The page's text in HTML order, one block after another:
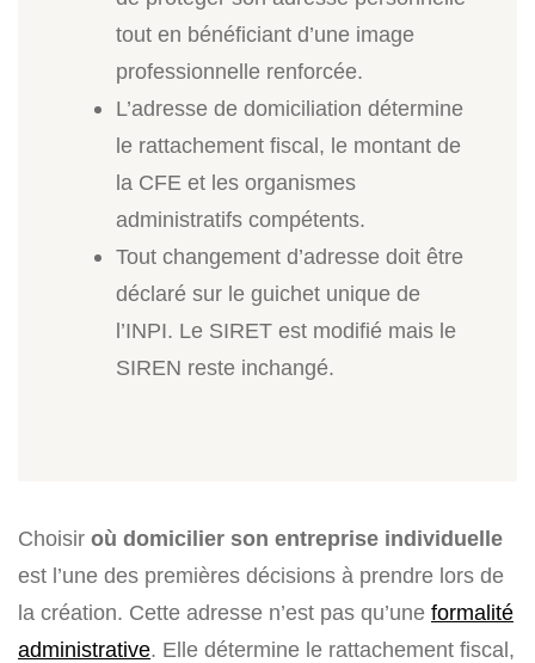
tout en bénéficiant d’une image
professionnelle renforcée.
L’adresse de domiciliation détermine
le rattachement fiscal, le montant de
la CFE et les organismes
administratifs compétents.
Tout changement d’adresse doit être
déclaré sur le guichet unique de
l’INPI. Le SIRET est modifié mais le
SIREN reste inchangé.
Choisir où domicilier son entreprise individuelle
est l’une des premières décisions à prendre lors de
la création. Cette adresse n’est pas qu’une formalité
administrative. Elle détermine le rattachement fiscal,